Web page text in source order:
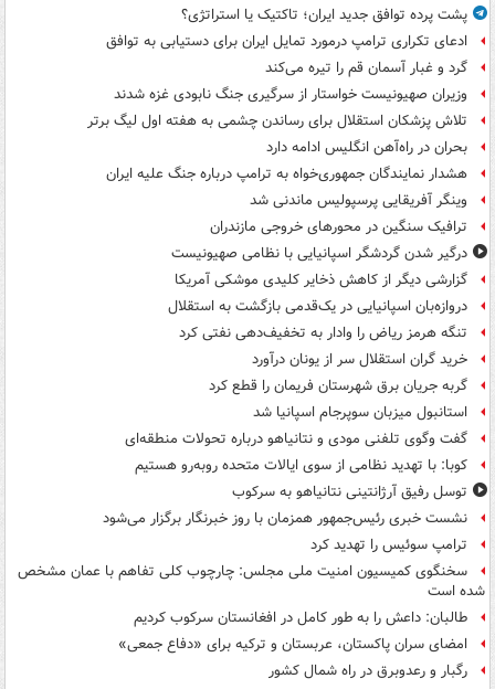
پشت پرده توافق جدید ایران؛ تاکتیک یا استراتژی؟
ادعای تکراری ترامپ درمورد تمایل ایران برای دستیابی به توافق
گرد و غبار آسمان قم را تیره می‌کند
وزیران صهیونیست خواستار از سرگیری جنگ نابودی غزه شدند
تلاش پزشکان استقلال برای رساندن چشمی به هفته اول لیگ برتر
بحران در راه‌آهن انگلیس ادامه دارد
هشدار نمایندگان جمهوری‌خواه به ترامپ درباره جنگ علیه ایران
وینگر آفریقایی پرسپولیس ماندنی شد
ترافیک سنگین در محورهای خروجی مازندران
درگیر شدن گردشگر اسپانیایی با نظامی صهیونیست
گزارشی دیگر از کاهش ذخایر کلیدی موشکی آمریکا
دروازه‌بان اسپانیایی در یک‌قدمی بازگشت به استقلال
تنگه هرمز ریاض را وادار به تخفیف‌دهی نفتی کرد
خرید گران استقلال سر از یونان درآورد
گربه جریان برق شهرستان فریمان را قطع کرد
استانبول میزبان سوپرجام اسپانیا شد
گفت وگوی تلفنی مودی و نتانیاهو درباره تحولات منطقه‌ای
کوبا: با تهدید نظامی از سوی ایالات متحده روبه‌رو هستیم
توسل رفیق آرژانتینی نتانیاهو به سرکوب
نشست خبری رئیس‌جمهور همزمان با روز خبرنگار برگزار می‌شود
ترامپ سوئیس را تهدید کرد
سخنگوی کمیسیون امنیت ملی مجلس: چارچوب کلی تفاهم با عمان مشخص
شده است
طالبان: داعش را به طور کامل در افغانستان سرکوب کردیم
امضای سران پاکستان، عربستان و ترکیه برای «دفاع جمعی»
رگبار و رعدوبرق در راه شمال کشور